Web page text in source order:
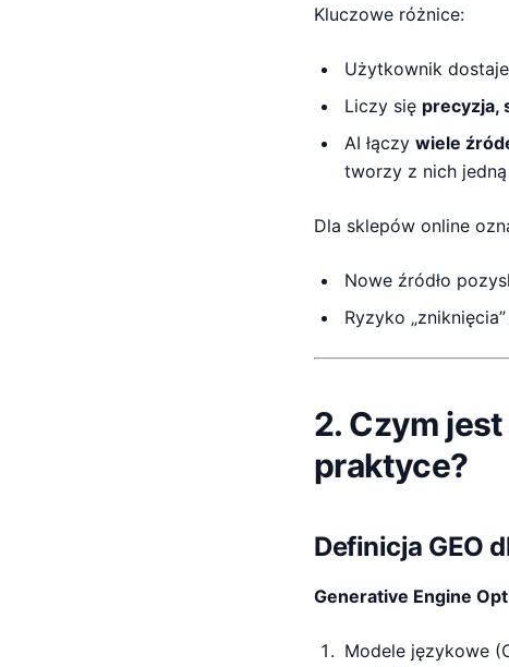
Kluczowe różnice:
Użytkownik dostaje
Liczy się precyzja,
AI łączy wiele
tworzy z nich
Dla sklepów online
Nowe źródło
Ryzyko
2. Czym
praktyce?
Definicja GEO
Generative Engine
Modele językowe